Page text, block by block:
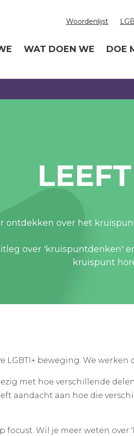
Woordenlijst
WAT DOEN WE DOE
ontdekken over het
over 'kruispuntdenken'
kruispunt
LGBTI+ beweging. We
met hoe verschillende
aandacht aan hoe die
focust. Wil je meer weten